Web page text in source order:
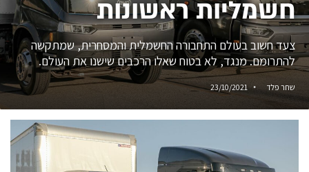
חשמליות ראשונות
צעד חשוב בעולם התחבורה החשמלית והמסחרית, שמתקשה
להתרומם. מנגד, לא בטוח שאלו הרכבים שישנו את העולם.
שחר פלד 23/10/2021